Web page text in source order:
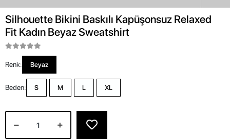
Silhouette Bikini Baskılı Kapüşonsuz Relaxed
Fit Kadın Beyaz Sweatshirt
Renk: Beyaz
Beden: S M L XL